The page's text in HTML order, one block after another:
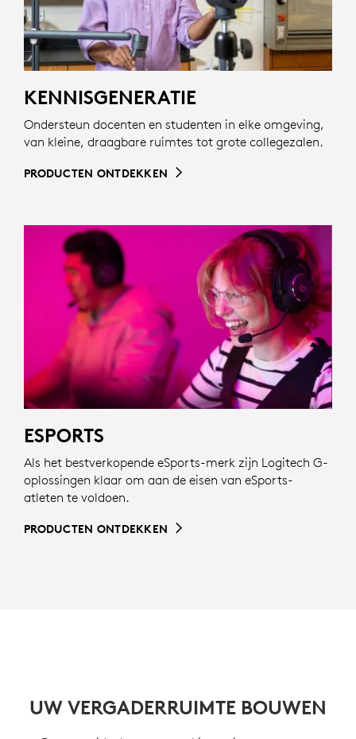
KENNISGENERATIE
Ondersteun docenten en studenten in elke omgeving,
van kleine, draagbare ruimtes tot grote collegezalen.
PRODUCTEN ONTDEKKEN
ESPORTS
Als het bestverkopende eSports-merk zijn Logitech G-
oplossingen klaar om aan de eisen van eSports-
atleten te voldoen.
PRODUCTEN ONTDEKKEN
UW VERGADERRUIMTE BOUWEN